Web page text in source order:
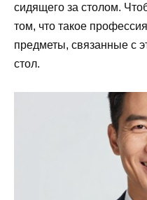
сидящего за столом.
том, что такое
предметы, связанные с
стол.